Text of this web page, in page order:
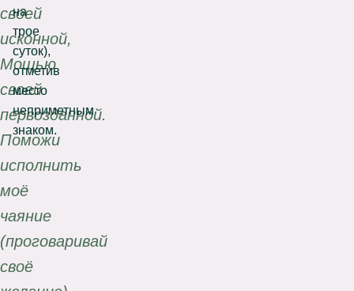
своей
исконной,
Мощью
своей
первозданной.
Поможи
исполнить
моё
чаяние
(проговаривай
своё
на
трое
суток),
отметив
место
неприметным
знаком.